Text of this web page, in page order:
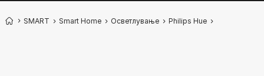
SMART Smart Home Осветлување Philips Hue